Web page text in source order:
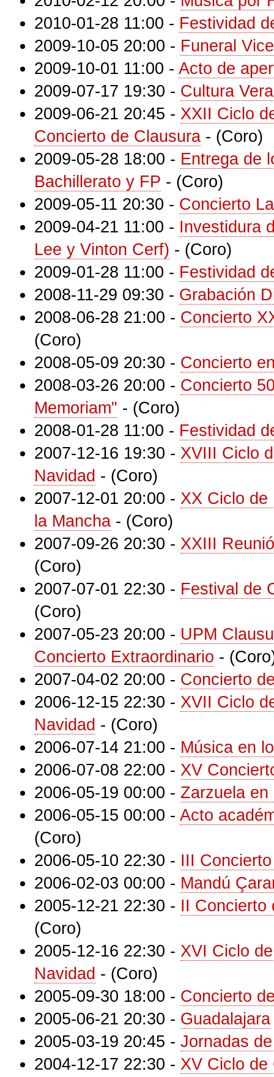
2010-01-28 11:00 - Festividad
2009-10-05 20:00 - Funeral
2009-10-01 11:00 - Acto de
2009-07-17 19:30 - Cultura
2009-06-21 20:45 - XXII Ciclo
Concierto de Clausura - (Coro)
2009-05-28 18:00 - Entrega de
Bachillerato y FP - (Coro)
2009-05-11 20:30 - Concierto
2009-04-21 11:00 - Investidura
Lee y Vinton Cerf) - (Coro)
2009-01-28 11:00 - Festividad
2008-11-29 09:30 - Grabación
2008-06-28 21:00 - Concierto
(Coro)
2008-05-09 20:30 - Concierto
2008-03-26 20:00 - Concierto
Memoriam" - (Coro)
2008-01-28 11:00 - Festividad
2007-12-16 19:30 - XVIII Ciclo
Navidad - (Coro)
2007-12-01 20:00 - XX Ciclo de
la Mancha - (Coro)
2007-09-26 20:30 - XXIII
(Coro)
2007-07-01 22:30 - Festival de
(Coro)
2007-05-23 20:00 - UPM
Concierto Extraordinario -
2007-04-02 20:00 - Concierto
2006-12-15 22:30 - XVII Ciclo
Navidad - (Coro)
2006-07-14 21:00 - Música en
2006-07-08 22:00 - XV
2006-05-19 00:00 - Zarzuela en
2006-05-15 00:00 - Acto
(Coro)
2006-05-10 22:30 - III
2006-02-03 00:00 - Mandú
2005-12-21 22:30 - II Concierto
(Coro)
2005-12-16 22:30 - XVI Ciclo
Navidad - (Coro)
2005-09-30 18:00 - Concierto
2005-06-21 20:30 - Guadalajara
2005-03-19 20:45 - Jornadas
2004-12-17 22:30 - XV Ciclo de